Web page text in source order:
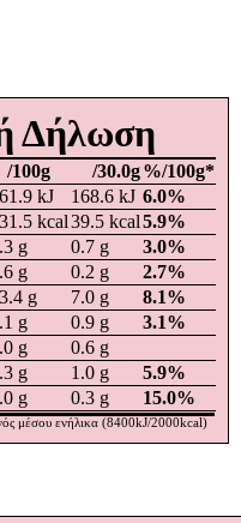
Δήλωση
/100g /30.0g %/100g*
kJ 168.6 kJ 6.0%
kcal39.5 kcal5.9%
g 0.7 g 3.0%
g 0.2 g 2.7%
g 7.0 g 8.1%
g 0.9 g 3.1%
g 0.6 g
g 1.0 g 5.9%
g 0.3 g 15.0%
μέσου ενήλικα (8400kJ/2000kcal)